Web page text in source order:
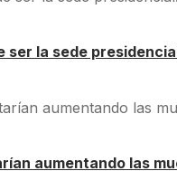
ser la sede
aumentando las